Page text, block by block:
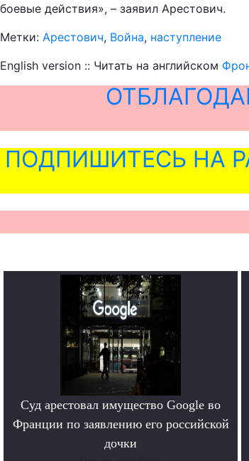
боевые действия», – заявил Арестович.
Метки: Арестович, Война, наступление
English version :: Читать на английском
ПОДПИШИТЕСЬ НА
Суд арестовал имущество Google во
Франции по заявлению его российской
дочки